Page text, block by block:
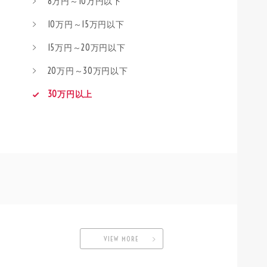
10万円～15万円以下
15万円～20万円以下
20万円～30万円以下
30万円以上
VIEW MORE